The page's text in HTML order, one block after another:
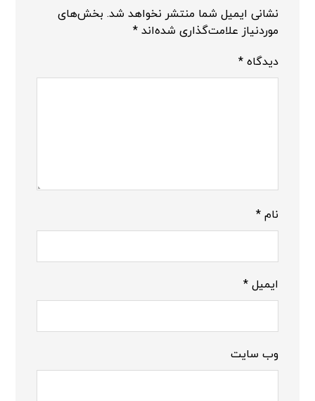
نشانی ایمیل شما منتشر نخواهد شد. بخش‌های
موردنیاز علامت‌گذاری شده‌اند*
دیدگاه*
نام*
ایمیل*
وب‌ سایت